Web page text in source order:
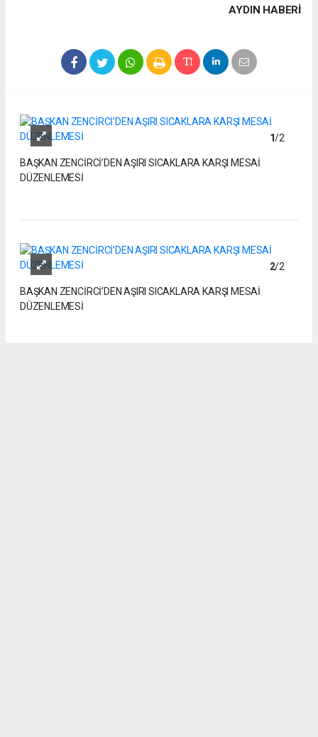
AYDIN HABERİ
1/2
BAŞKAN ZENCİRCİ’DEN AŞIRI SICAKLARA KARŞI MESAİ
DÜZENLEMESİ
2/2
BAŞKAN ZENCİRCİ’DEN AŞIRI SICAKLARA KARŞI MESAİ
DÜZENLEMESİ